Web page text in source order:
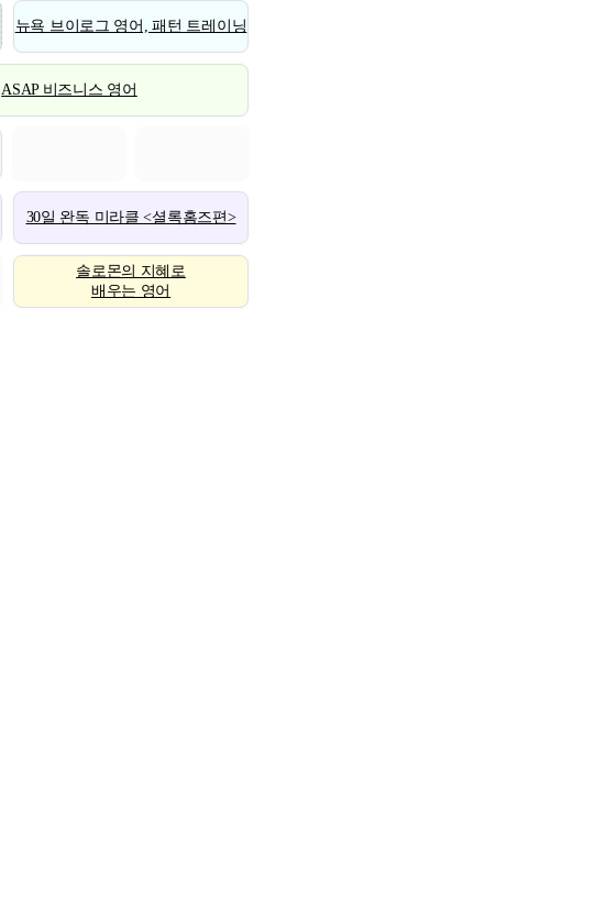
뉴욕 브이로그 영어, 패턴 트레이닝
ASAP 비즈니스 영어
30일 완독 미라클 <셜록홈즈편>
솔로몬의 지혜로
배우는 영어